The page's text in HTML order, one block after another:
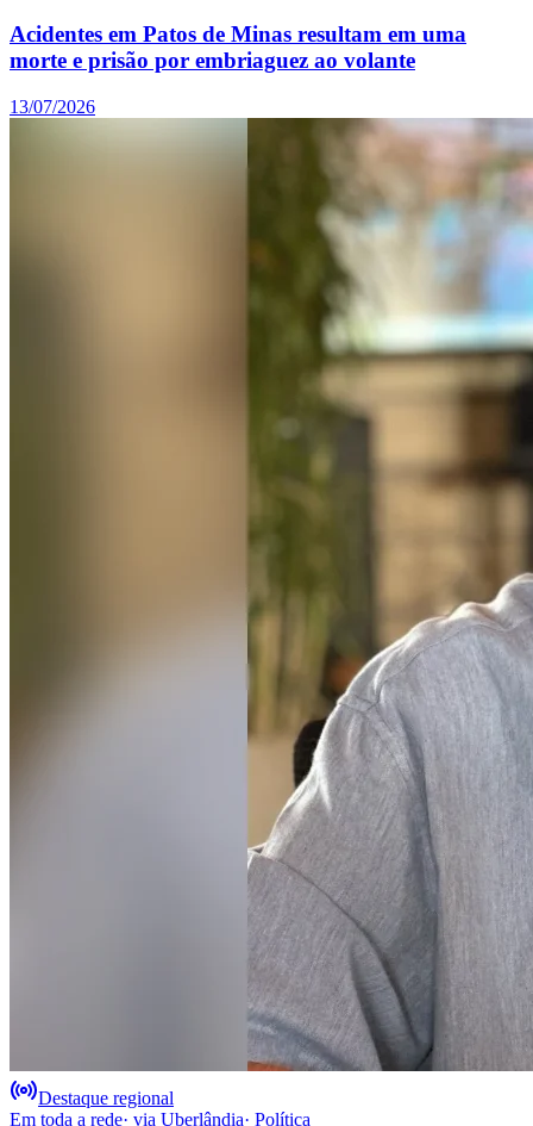
Acidentes em Patos de Minas resultam em uma
morte e prisão por embriaguez ao volante
13/07/2026
Destaque regional
Em toda a rede· via Uberlândia· Política